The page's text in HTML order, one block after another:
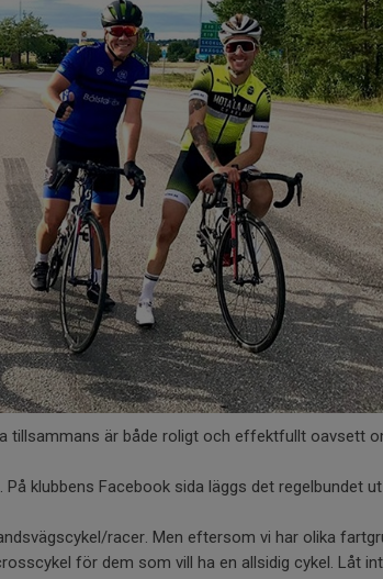
tillsammans är både roligt och effektfullt oavsett
klubbens Facebook sida läggs det regelbundet
racer. Men eftersom vi har olika
för dem som vill ha en allsidig cykel. Låt